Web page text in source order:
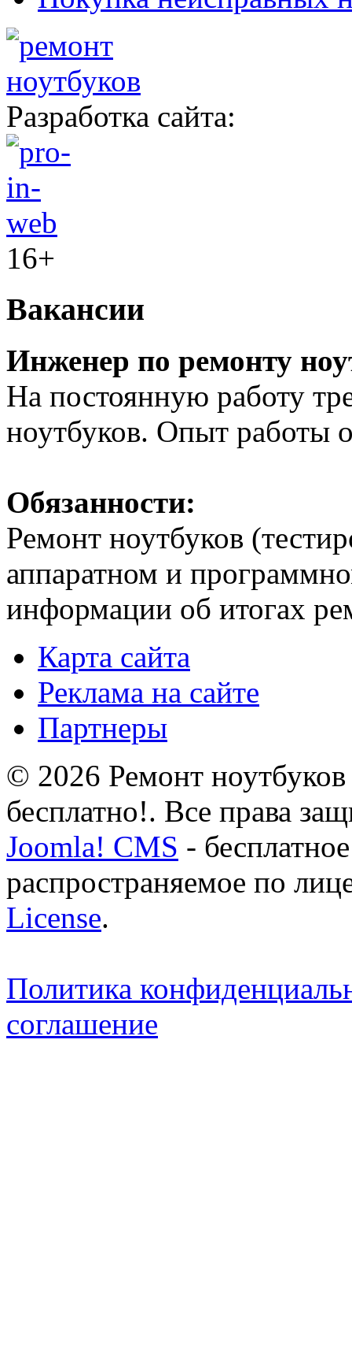
Разработка сайта:
16+
Вакансии
Инженер по ремонту
На постоянную работу
ноутбуков. Опыт работы
Обязанности:
Ремонт ноутбуков
аппаратном и
информации об итогах
Карта сайта
Реклама на сайте
Партнеры
© 2026 Ремонт
бесплатно!. Все права
Joomla! CMS -
распространяемое по
License.
Политика
соглашение